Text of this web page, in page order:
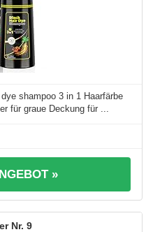
shampoo 3 in 1 Haarfärbe
für graue Deckung für ...
»
9